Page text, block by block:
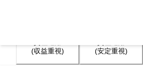
(収益重視)
(安定重視)